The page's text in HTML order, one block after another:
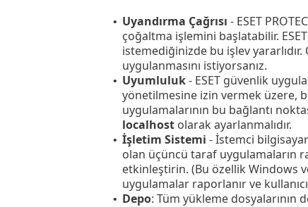
• Uyandırma Çağrısı - ESET
çoğaltma işlemini başlatabilir.
istemediğinizde bu işlev
uygulanmasını istiyorsanız.
• Uyumluluk- ESET güvenlik
yönetilmesine izin vermek üzere,
uygulamalarının bu bağlantı
localhostolarak ayarlanmalıdır.
• İşletim Sistemi - İstemci
olan üçüncü taraf uygulamaların
etkinleştirin. (Bu özellik Windows
uygulamalar raporlanır ve
• Depo: Tüm yükleme dosyalarının